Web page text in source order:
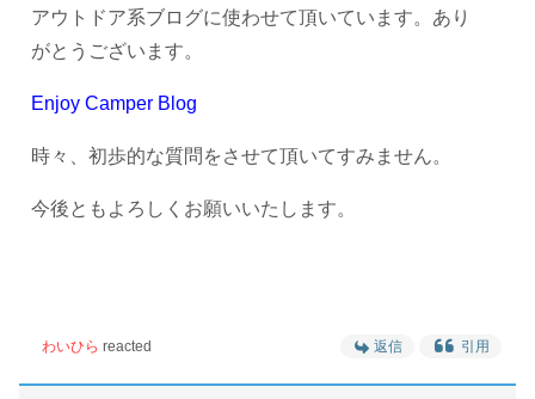
アウトドア系ブログに使わせて頂いています。あり
がとうございます。
Enjoy Camper Blog
時々、初歩的な質問をさせて頂いてすみません。
今後ともよろしくお願いいたします。
わいひら reacted 返信 引用